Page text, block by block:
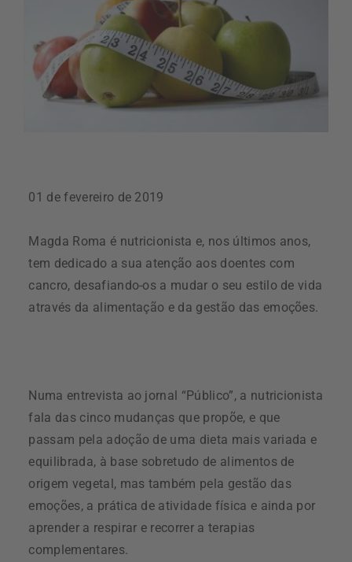
01 de fevereiro de 2019
Magda Roma é nutricionista e, nos últimos anos,
tem dedicado a sua atenção aos doentes com
cancro, desafiando-os a mudar o seu estilo de vida
através da alimentação e da gestão das emoções.
Numa entrevista ao jornal “Público”, a nutricionista
fala das cinco mudanças que propõe, e que
passam pela adoção de uma dieta mais variada e
equilibrada, à base sobretudo de alimentos de
origem vegetal, mas também pela gestão das
emoções, a prática de atividade física e ainda por
aprender a respirar e recorrer a terapias
complementares.